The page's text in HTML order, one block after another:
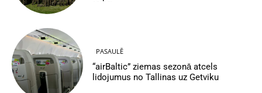
PASAULĒ
“airBaltic” ziemas sezonā atcels
lidojumus no Tallinas uz Getviku